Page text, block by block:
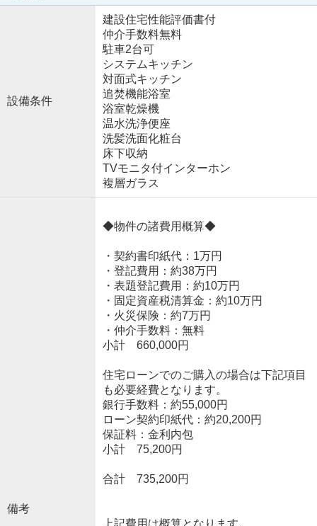
設備条件
建設住宅性能評価書付
仲介手数料無料
駐車2台可
システムキッチン
対面式キッチン
追焚機能浴室
浴室乾燥機
温水洗浄便座
洗髪洗面化粧台
床下収納
TVモニタ付インターホン
複層ガラス
備考
◆物件の諸費用概算◆
・契約書印紙代：1万円
・登記費用：約38万円
・表題登記費用：約10万円
・固定資産税清算金：約10万円
・火災保険：約7万円
・仲介手数料：無料
小計 660,000円
住宅ローンでのご購入の場合は下記項目
も必要経費となります。
銀行手数料：約55,000円
ローン契約印紙代：約20,200円
保証料：金利内包
小計 75,200円
合計 735,200円
上記費用は概算となります。